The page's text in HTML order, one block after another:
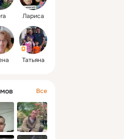
Лариса
Татьяна
Все